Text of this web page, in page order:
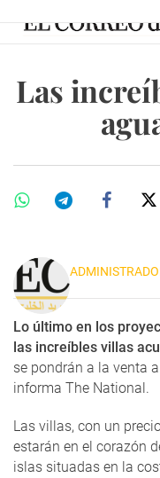
Las
Lo último en los
las increíbles villas
se pondrán a la venta
informa The National.
Las villas, con un
estarán en el corazón
islas situadas en la